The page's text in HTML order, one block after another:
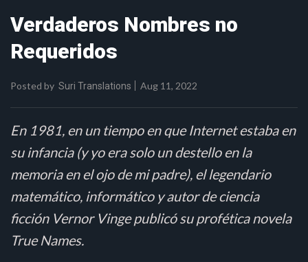
Verdaderos Nombres no
Requeridos
Posted by Suri Translations Aug 11, 2022
En 1981, en un tiempo en que Internet estaba en
su infancia (y yo era solo un destello en la
memoria en el ojo de mi padre), el legendario
matemático, informático y autor de ciencia
ficción Vernor Vinge publicó su profética novela
True Names.